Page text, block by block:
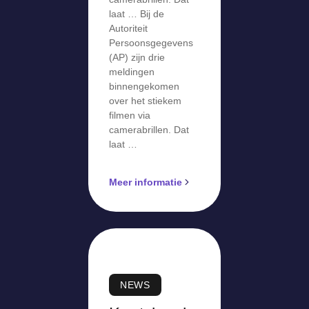
laat … Bij de
Autoriteit
Persoonsgegevens
(AP) zijn drie
meldingen
binnengekomen
over het stiekem
filmen via
camerabrillen. Dat
laat …
Meer informatie
NEWS